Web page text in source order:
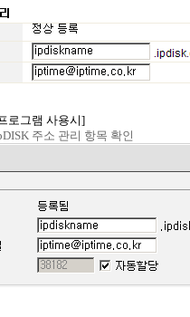
로그램 사용시]
주소 관리 항목 확인